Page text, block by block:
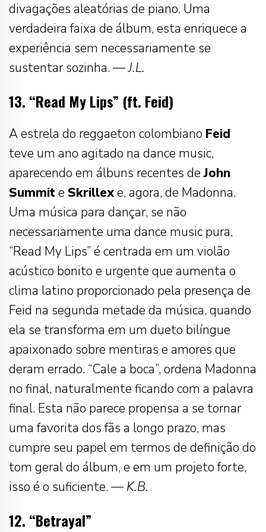
divagações aleatórias de piano. Uma
verdadeira faixa de álbum, esta enriquece a
experiência sem necessariamente se
sustentar sozinha. —J.L.
13. “Read My Lips” (ft. Feid)
A estrela do reggaeton colombiano Feid
teve um ano agitado na dance music,
aparecendo em álbuns recentes deJohn
Summite Skrillexe, agora, de Madonna.
Uma música para dançar, se não
necessariamente uma dance music pura,
“Read My Lips” é centrada em um violão
acústico bonito e urgente que aumenta o
clima latino proporcionado pela presença de
Feid na segunda metade da música, quando
ela se transforma em um dueto bilíngue
apaixonado sobre mentiras e amores que
deram errado. “Cale a boca”, ordena Madonna
no final, naturalmente ficando com a palavra
final. Esta não parece propensa a se tornar
uma favorita dos fãs a longo prazo, mas
cumpre seu papel em termos de definição do
tom geral do álbum, e em um projeto forte,
isso é o suficiente. — K.B.
12. “Betrayal”